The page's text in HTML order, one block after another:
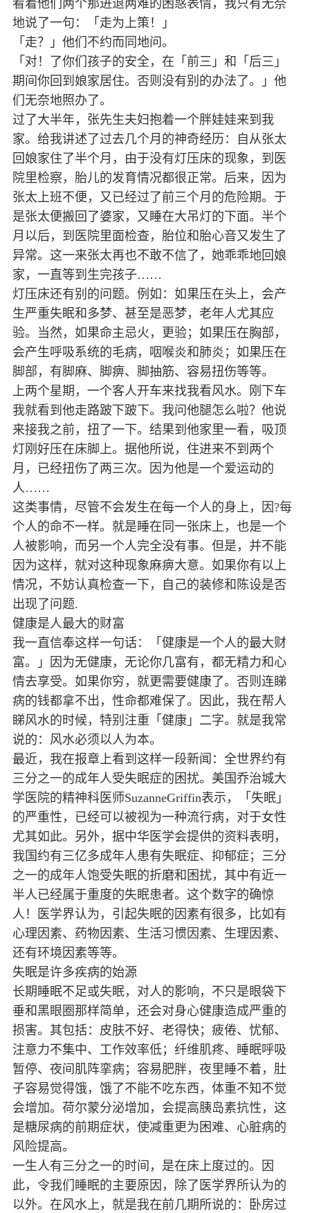
看着他们两个那进退两难的困惑表情，我只有无奈
地说了一句：「走为上策！」
「走？」他们不约而同地问。
「对！了你们孩子的安全，在「前三」和「后三」
期间你回到娘家居住。否则没有别的办法了。」他
们无奈地照办了。
过了大半年，张先生夫妇抱着一个胖娃娃来到我
家。给我讲述了过去几个月的神奇经历：自从张太
回娘家住了半个月，由于没有灯压床的现象，到医
院里检察，胎儿的发育情况都很正常。后来，因为
张太上班不便，又已经过了前三个月的危险期。于
是张太便搬回了婆家，又睡在大吊灯的下面。半个
月以后，到医院里面检查，胎位和胎心音又发生了
异常。这一来张太再也不敢不信了，她乖乖地回娘
家，一直等到生完孩子……
灯压床还有别的问题。例如：如果压在头上，会产
生严重失眠和多梦、甚至是恶梦，老年人尤其应
验。当然，如果命主忌火，更验；如果压在胸部，
会产生呼吸系统的毛病，咽喉炎和肺炎；如果压在
脚部，有脚麻、脚痹、脚抽筋、容易扭伤等等。
上两个星期，一个客人开车来找我看风水。刚下车
我就看到他走路跛下跛下。我问他腿怎么啦？他说
来接我之前，扭了一下。结果到他家里一看，吸顶
灯刚好压在床脚上。据他所说，住进来不到两个
月，已经扭伤了两三次。因为他是一个爱运动的
人……
这类事情，尽管不会发生在每一个人的身上，因?每
个人的命不一样。就是睡在同一张床上，也是一个
人被影响，而另一个人完全没有事。但是，并不能
因为这样，就对这种现象麻痹大意。如果你有以上
情况，不妨认真检查一下，自己的装修和陈设是否
出现了问题.
健康是人最大的财富
我一直信奉这样一句话：「健康是一个人的最大财
富。」因为无健康，无论你几富有，都无精力和心
情去享受。如果你穷，就更需要健康了。否则连睇
病的钱都拿不出，性命都难保了。因此，我在帮人
睇风水的时候，特别注重「健康」二字。就是我常
说的：风水必须以人为本。
最近，我在报章上看到这样一段新闻：全世界约有
三分之一的成年人受失眠症的困扰。美国乔治城大
学医院的精神科医师SuzanneGriffin表示，「失眠」
的严重性，已经可以被视为一种流行病，对于女性
尤其如此。另外，据中华医学会提供的资料表明，
我国约有三亿多成年人患有失眠症、抑郁症；三分
之一的成年人饱受失眠的折磨和困扰，其中有近一
半人已经属于重度的失眠患者。这个数字的确惊
人！医学界认为，引起失眠的因素有很多，比如有
心理因素、药物因素、生活习惯因素、生理因素、
还有环境因素等等。
失眠是许多疾病的始源
长期睡眠不足或失眠，对人的影响，不只是眼袋下
垂和黑眼圈那样简单，还会对身心健康造成严重的
损害。其包括：皮肤不好、老得快；疲倦、忧郁、
注意力不集中、工作效率低；纤维肌疼、睡眠呼吸
暂停、夜间肌阵挛病；容易肥胖，夜里睡不着，肚
子容易觉得饿，饿了不能不吃东西，体重不知不觉
会增加。荷尔蒙分泌增加，会提高胰岛素抗性，这
是糖尿病的前期症状，使减重更为困难、心脏病的
风险提高。
一生人有三分之一的时间，是在床上度过的。因
此，令我们睡眠的主要原因，除了医学界所认为的
以外。在风水上，就是我在前几期所说的：卧房过